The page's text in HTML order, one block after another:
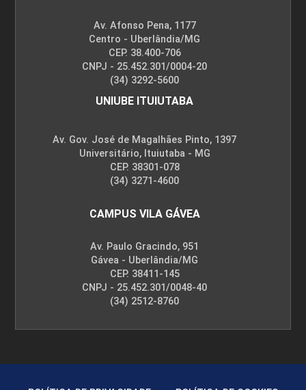
Av. Afonso Pena, 1177
Centro - Uberlândia/MG
CEP. 38.400-706
CNPJ - 25.452.301/0004-20
(34) 3292-5600
UNIUBE ITUIUTABA
Av. Gov. José de Magalhães Pinto, 1397
Universitário, Ituiutaba - MG
CEP. 38301-078
(34) 3271-4600
CAMPUS VILA GÁVEA
Av. Paulo Gracindo, 951
Gávea - Uberlândia/MG
CEP. 38411-145
CNPJ - 25.452.301/0048-40
(34) 2512-8760